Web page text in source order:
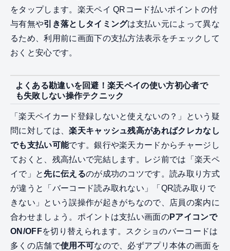
をタップします。楽天ペイ QRコード払いポイントの付
与有無や引き落としタイミングは支払い元によって異な
るため、利用前に画面下の支払方法表示をチェックして
おくと安心です。
よくある勘違いを回避！楽天ペイの使い方初心者で
も失敗しない操作テクニック
「楽天ペイカード登録しないと使えないの？」という疑
問に対しては、楽天キャッシュ残高があればクレカなし
でも支払い可能です。銀行や楽天カードからチャージし
ておくと、残高払いで完結します。レジ前では「楽天ペ
イで」と 先に伝えるのが成功のコツです。読み取り方式
が違うと「バーコード読み取れない」「QR読み取りで
きない」という誤操作が起きがちなので、店員の案内に
合わせましょう。ポイントは支払い画面のPアイコンで
ON/OFFを切り替えられます。スクショのバーコードは
多くの店舗で使用不可なので、必ずアプリ本体の画面を